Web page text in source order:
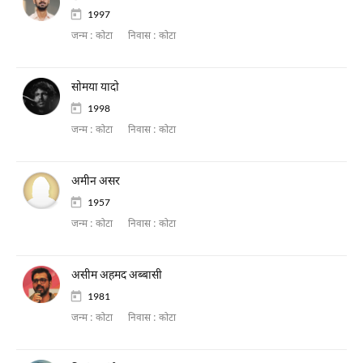
1997
जन्म : कोटा निवास : कोटा
सोमया यादो
1998
जन्म : कोटा निवास : कोटा
अमीन असर
1957
जन्म : कोटा निवास : कोटा
असीम अहमद अब्बासी
1981
जन्म : कोटा निवास : कोटा